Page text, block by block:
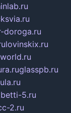
doroga.ru
lovinskix.ru
glasspb.ru
5.ru
2.ru